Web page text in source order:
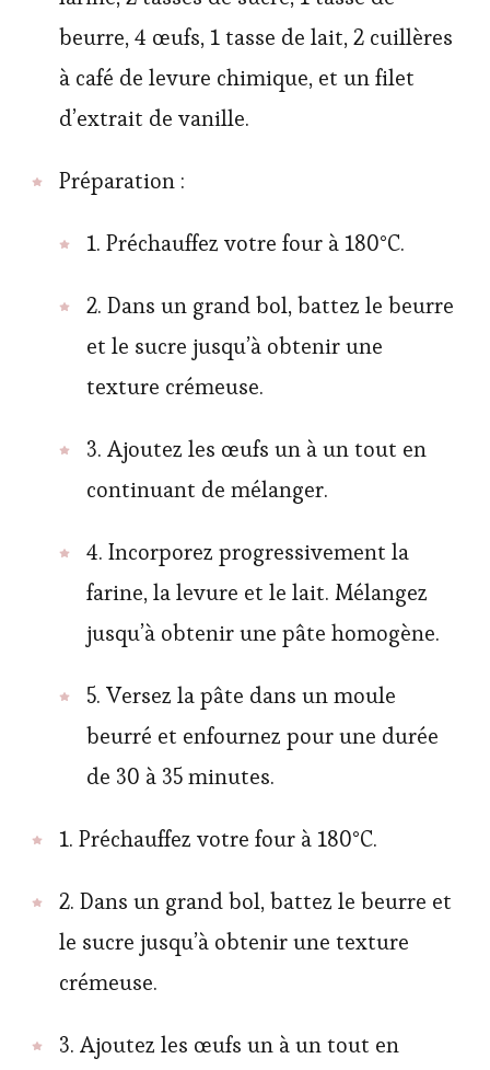
beurre, 4 œufs, 1 tasse de lait, 2 cuillères
à café de levure chimique, et un filet
d’extrait de vanille.
Préparation :
1. Préchauffez votre four à 180°C.
2. Dans un grand bol, battez le beurre
et le sucre jusqu’à obtenir une
texture crémeuse.
3. Ajoutez les œufs un à un tout en
continuant de mélanger.
4. Incorporez progressivement la
farine, la levure et le lait. Mélangez
jusqu’à obtenir une pâte homogène.
5. Versez la pâte dans un moule
beurré et enfournez pour une durée
de 30 à 35 minutes.
1. Préchauffez votre four à 180°C.
2. Dans un grand bol, battez le beurre et
le sucre jusqu’à obtenir une texture
crémeuse.
3. Ajoutez les œufs un à un tout en